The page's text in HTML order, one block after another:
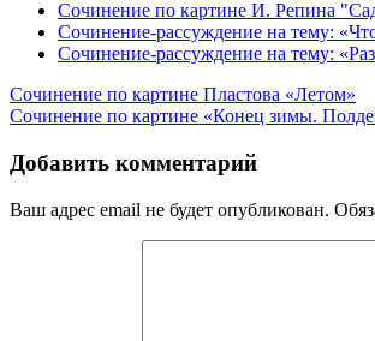
Сочинение по картине И. Репина
Сочинение-рассуждение на тему:
Сочинение-рассуждение на тему:
Навигация
по
записям
Сочинение по картине Пластова «Летом»
Сочинение по картине «Конец зимы.
Добавить комментарий
Ваш адрес email не будет опубликован.